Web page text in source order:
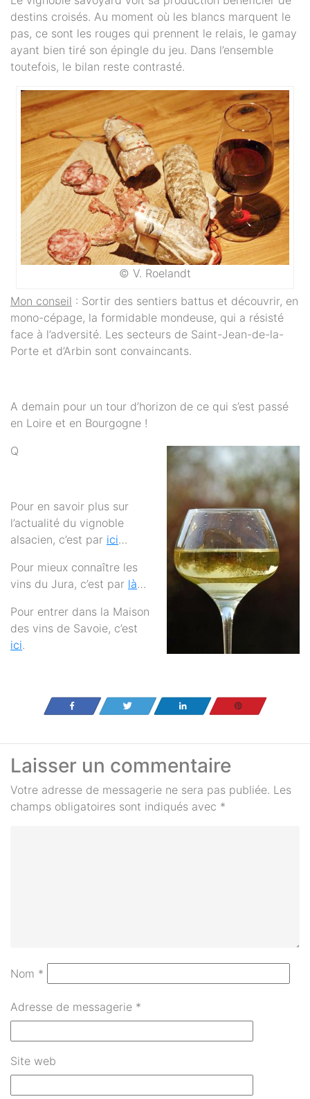
destins croisés. Au moment où les blancs marquent le
pas, ce sont les rouges qui prennent le relais, le gamay
ayant bien tiré son épingle du jeu. Dans l’ensemble
toutefois, le bilan reste contrasté.
© V. Roelandt
Mon conseil : Sortir des sentiers battus et découvrir, en
mono-cépage, la formidable mondeuse, qui a résisté
face à l’adversité. Les secteurs de Saint-Jean-de-la-
Porte et d’Arbin sont convaincants.
A demain pour un tour d’horizon de ce qui s’est passé
en Loire et en Bourgogne !
Q
Pour en savoir plus sur
l’actualité du vignoble
alsacien, c’est par ici…
Pour mieux connaître les
vins du Jura, c’est par là…
Pour entrer dans la Maison
des vins de Savoie, c’est
ici.
Partagez Tweetez Partagez Enregistrer
Laisser un commentaire
Votre adresse de messagerie ne sera pas publiée. Les
champs obligatoires sont indiqués avec *
Nom *
Adresse de messagerie *
Site web